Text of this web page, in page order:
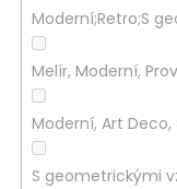
Moderní;Retro;S
Melír, Moderní,
Moderní, Art
S geometrickými